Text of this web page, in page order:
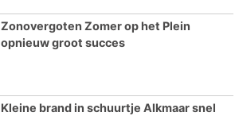
Zonovergoten Zomer op het Plein
opnieuw groot succes
Kleine brand in schuurtje Alkmaar snel